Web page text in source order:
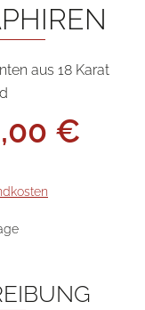
aus 18 Karat
€
€